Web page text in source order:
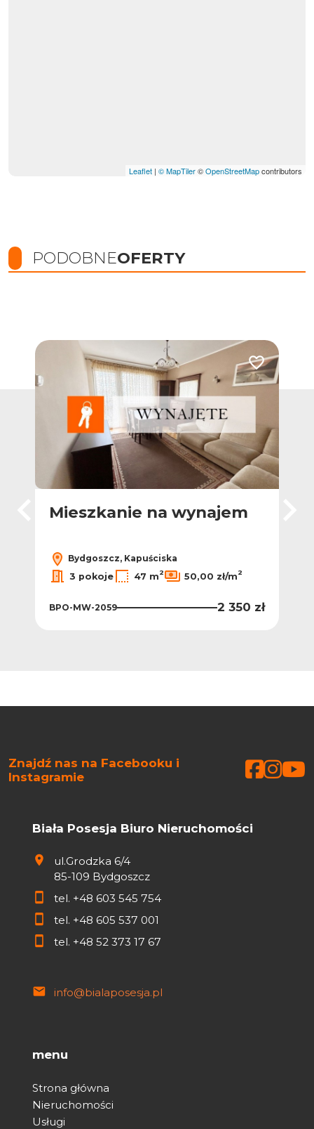
Leaflet | © MapTiler©OpenStreetMapcontributors
PODOBNEOFERTY
Dodaj do ulubionych Dodaj do
Mieszkanie na wynajem
Bydgoszcz, Kapuściska
3 pokoje
47 m2 50,00 zł/m2
BPO-MW-2059 2 350 zł
Znajdź nas na Facebooku i
Instagramie
Biała Posesja Biuro Nieruchomości
ul.Grodzka 6/4
85-109 Bydgoszcz
tel. +48 603 545 754
tel. +48 605 537 001
tel. +48 52 373 17 67
info@bialaposesja.pl
menu
Strona główna
Nieruchomości
Usługi